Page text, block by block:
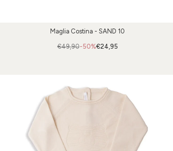
Maglia Costina - SAND 10
-50%
€49,90 €24,95